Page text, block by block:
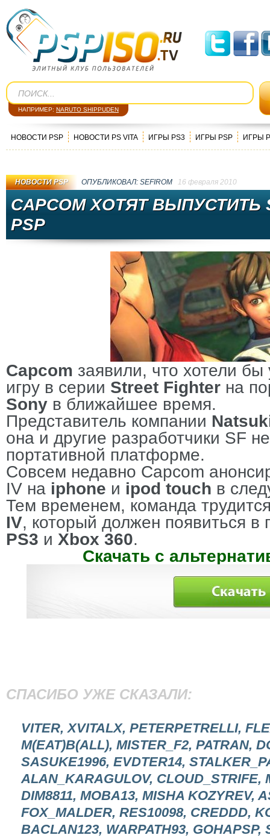
НАПРИМЕР: NARUTO SHIPPUDEN
НОВОСТИ PSP НОВОСТИ PS VITA ИГРЫ PS3 ИГРЫ PSP ИГРЫ
НОВОСТИ PSP ОПУБЛИКОВАЛ: SEFIROM 16 февраля 2010
CAPCOM ХОТЯТ ВЫПУСТИТЬ
PSP
Capcom заявили, что хотели
игру в серии Street Fighter на
Sony в ближайшее время.
Представитель компании
она и другие разработчики SF
портативной платформе.
Совсем недавно Capcom
IV на iphone и ipod touch в
Тем временем, команда
IV, который должен появиться
PS3 и Xbox 360.
Скачать с
СПАСИБО УЖЕ СКАЗАЛИ:
VITER, XVITALX, PETERPETRELLI,
M(EAT)B(ALL), MISTER_F2, PATRAN,
SASUKE1996, EVDTER14,
ALAN_KARAGULOV, CLOUD_STRIFE,
DIM8811, MOBA13, MISHA KOZYREV,
FOX_MALDER, RES10098, CREDDD,
BACLAN123, WARPATH93, GOHAPSP,